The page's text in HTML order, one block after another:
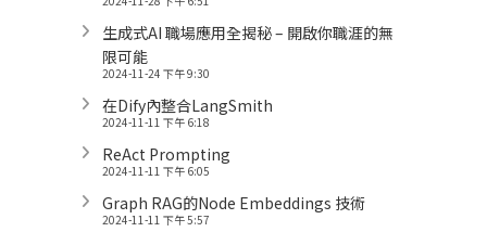
生成式AI 職場應用全揭秘 – 開啟你職涯的無
限可能
2024-11-24 下午 9:30
在Dify內整合LangSmith
2024-11-11 下午 6:18
ReAct Prompting
2024-11-11 下午 6:05
Graph RAG的Node Embeddings 技術
2024-11-11 下午 5:57